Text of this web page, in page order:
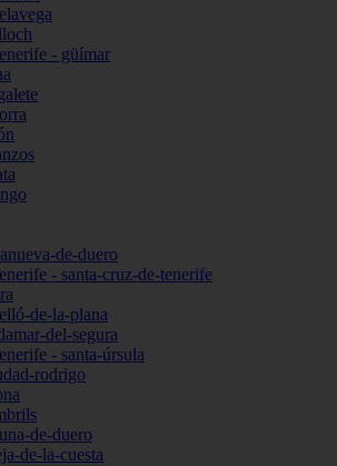
- güímar
de-duero
- santa-cruz-de-tenerife
de-la-plana
del-segura
- santa-úrsula
rodrigo
de-duero
de-la-cuesta